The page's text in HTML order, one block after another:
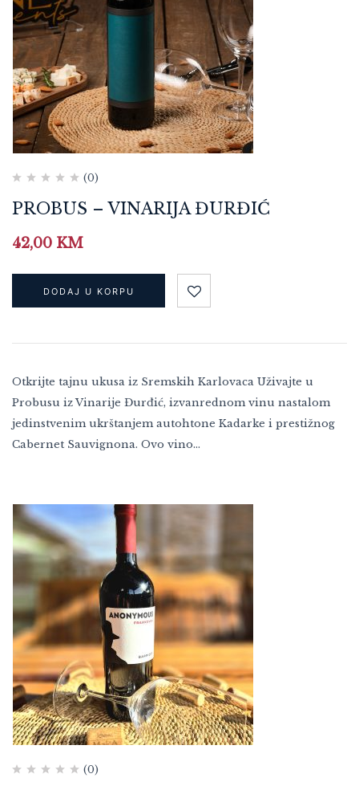
(0)
PROBUS – VINARIJA ĐURĐIĆ
42,00 KM
DODAJ U KORPU
Otkrijte tajnu ukusa iz Sremskih Karlovaca Uživajte u
Probusu iz Vinarije Đurđić, izvanrednom vinu nastalom
jedinstvenim ukrštanjem autohtone Kadarke i prestižnog
Cabernet Sauvignona. Ovo vino…
(0)